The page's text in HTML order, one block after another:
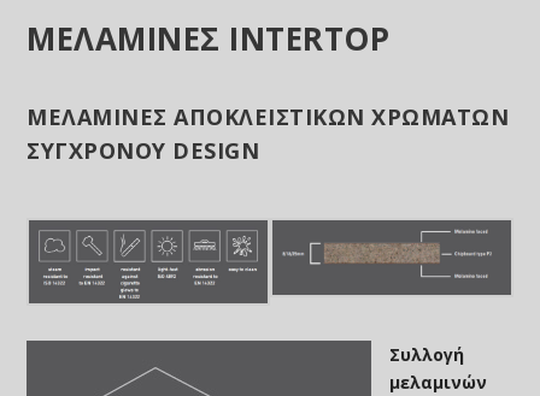
ΜΕΛΑΜΙΝΕΣ INTERTOP
ΜΕΛΑΜΙΝΕΣ ΑΠΟΚΛΕΙΣΤΙΚΩΝ ΧΡΩΜΑΤΩΝ
ΣΥΓΧΡΟΝΟΥ DESIGN
Συλλογή
μελαμινών